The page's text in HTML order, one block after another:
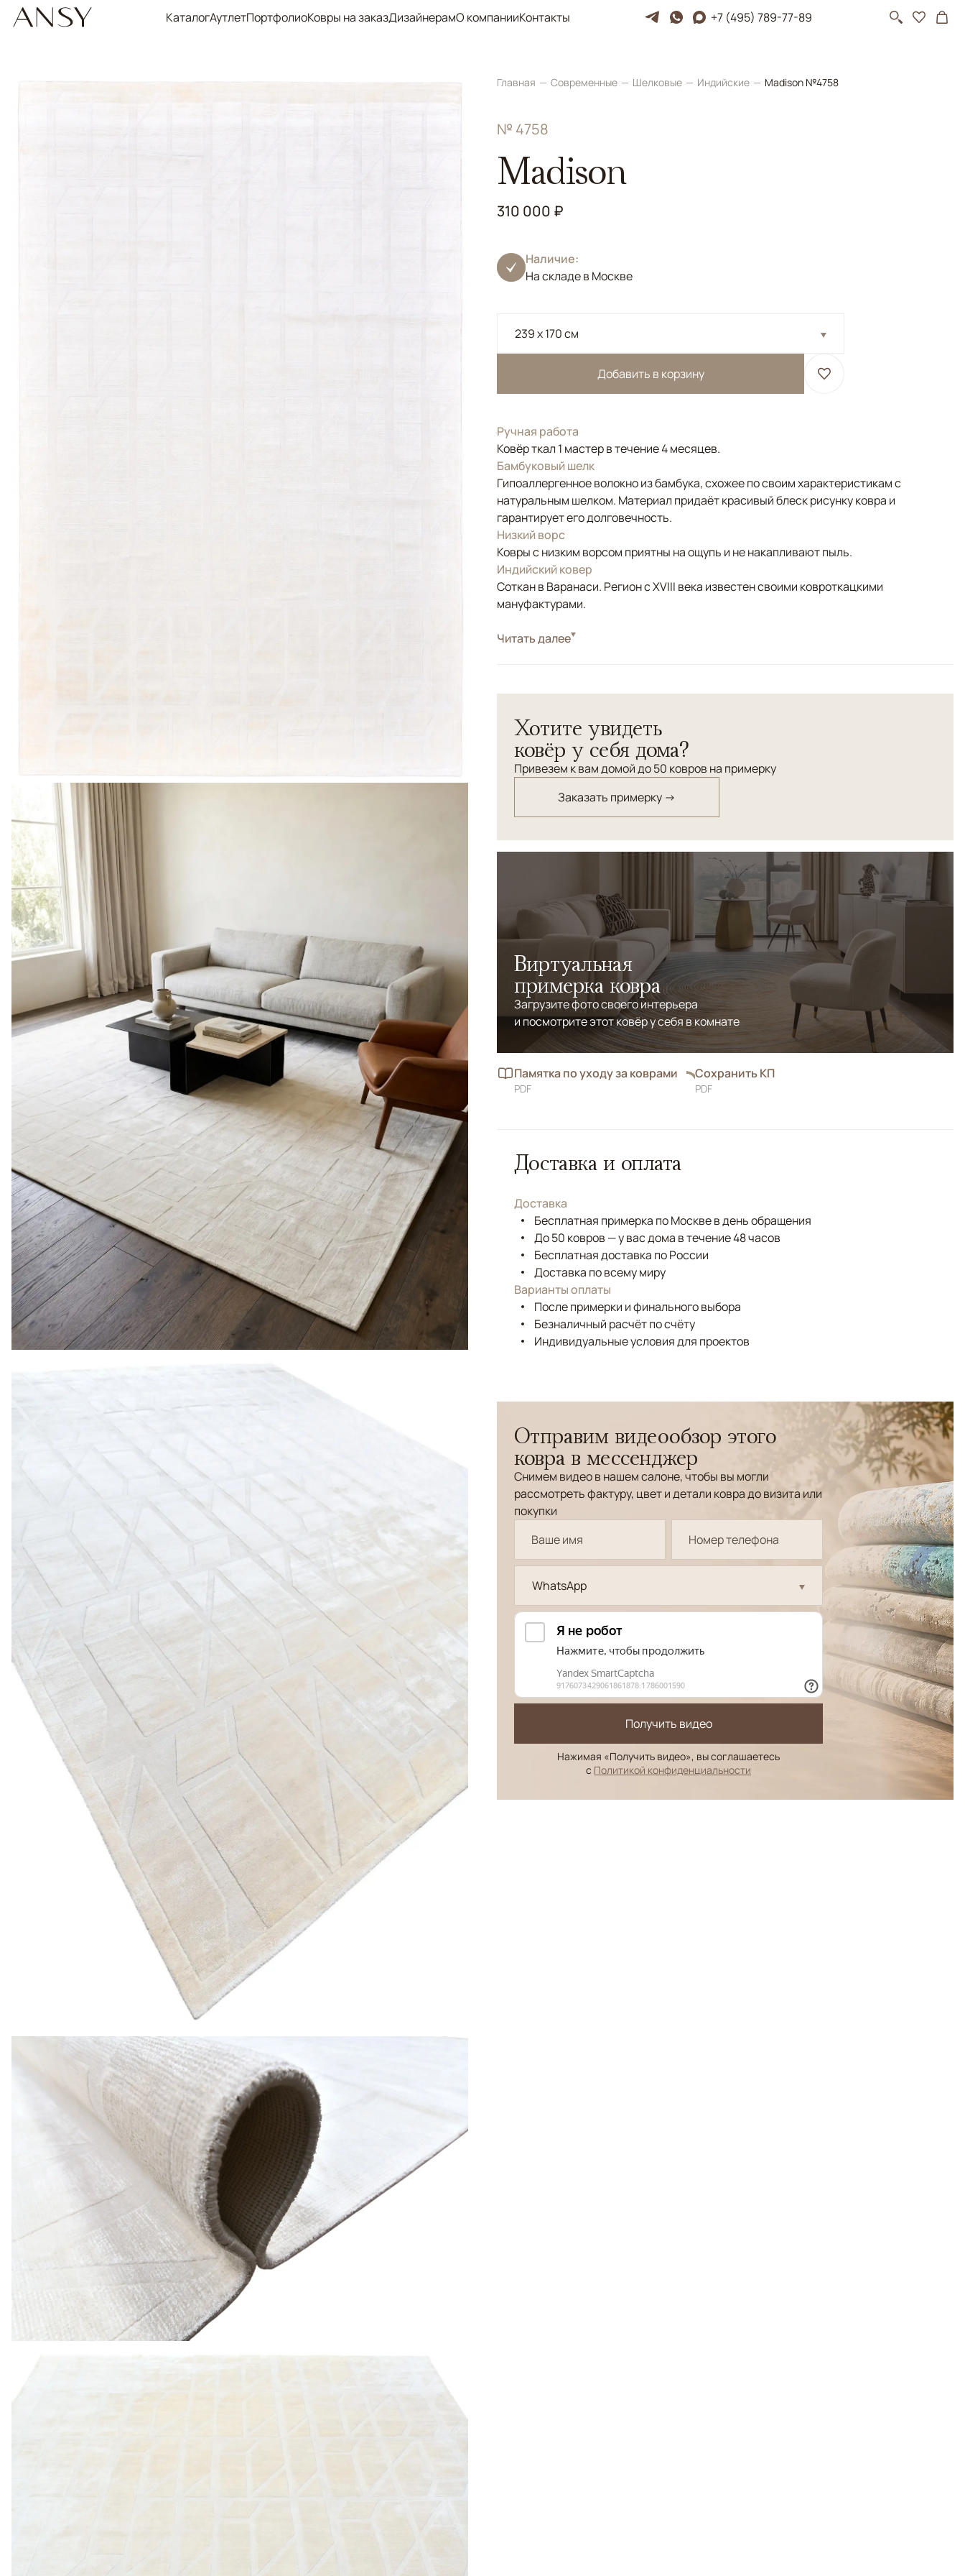
КаталогАутлетПортфолиоКовры на заказДизайнерамО компанииКонтакты +7 (495) 789-77-89
Главная Современные Шелковые Индийские Madison №4758
№ 4758
Madison
310 000 ₽
Наличие:
На складе в Москве
239 x 170 см
Добавить в корзину
Ручная работа
Ковёр ткал 1 мастер в течение 4 месяцев.
Бамбуковый шелк
Гипоаллергенное волокно из бамбука, схожее по своим характеристикам с
натуральным шелком. Материал придаёт красивый блеск рисунку ковра и
гарантирует его долговечность.
Низкий ворс
Ковры с низким ворсом приятны на ощупь и не накапливают пыль.
Индийский ковер
Соткан в Варанаси. Регион с XVIII века известен своими ковроткацкими
мануфактурами.
СтильСовременные
Читать далее
Хотите увидеть
ковёр у себя дома?
Привезем к вам домой до 50 ковров на примерку
Заказать примерку →
Виртуальная
примерка ковра
Загрузите фото своего интерьера
и посмотрите этот ковёр у себя в комнате
Памятка по уходу за коврами
PDF
Сохранить КП
PDF
Доставка и оплата
Доставка
Бесплатная примерка по Москве в день обращения
До 50 ковров — у вас дома в течение 48 часов
Бесплатная доставка по России
Доставка по всему миру
Варианты оплаты
После примерки и финального выбора
Безналичный расчёт по счёту
Индивидуальные условия для проектов
Отправим видеообзор этого
ковра в мессенджер
Снимем видео в нашем салоне, чтобы вы могли
рассмотреть фактуру, цвет и детали ковра до визита или
покупки
WhatsApp
Получить видео
Нажимая «Получить видео», вы соглашаетесь
с Политикой конфиденциальности